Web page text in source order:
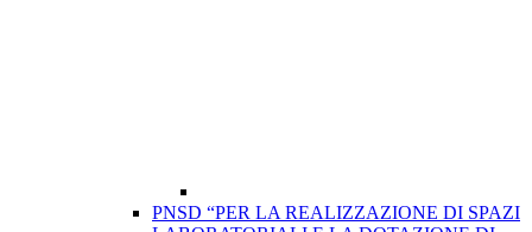
PNSD “PER LA REALIZZAZIONE DI SPAZI